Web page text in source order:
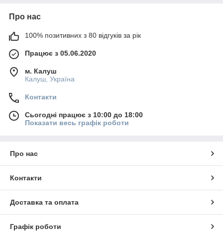
Про нас
100% позитивних з 80 відгуків за рік
Працює з 05.06.2020
м. Калуш
Калуш, Україна
Контакти
Сьогодні працює з 10:00 до 18:00
Показати весь графік роботи
Про нас
Контакти
Доставка та оплата
Графік роботи